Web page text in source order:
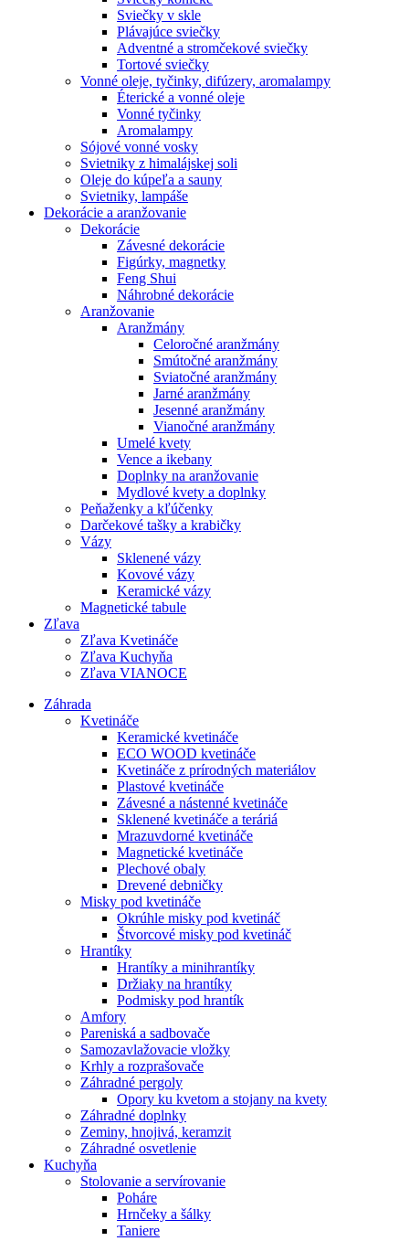
Sviečky v skle
Plávajúce sviečky
Adventné a stromčekové sviečky
Tortové sviečky
Vonné oleje, tyčinky, difúzery, aromalampy
Éterické a vonné oleje
Vonné tyčinky
Aromalampy
Sójové vonné vosky
Svietniky z himalájskej soli
Oleje do kúpeľa a sauny
Svietniky, lampáše
Dekorácie a aranžovanie
Dekorácie
Závesné dekorácie
Figúrky, magnetky
Feng Shui
Náhrobné dekorácie
Aranžovanie
Aranžmány
Celoročné aranžmány
Smútočné aranžmány
Sviatočné aranžmány
Jarné aranžmány
Jesenné aranžmány
Vianočné aranžmány
Umelé kvety
Vence a ikebany
Doplnky na aranžovanie
Mydlové kvety a doplnky
Peňaženky a kľúčenky
Darčekové tašky a krabičky
Vázy
Sklenené vázy
Kovové vázy
Keramické vázy
Magnetické tabule
Zľava
Zľava Kvetináče
Zľava Kuchyňa
Zľava VIANOCE
Záhrada
Kvetináče
Keramické kvetináče
ECO WOOD kvetináče
Kvetináče z prírodných materiálov
Plastové kvetináče
Závesné a nástenné kvetináče
Sklenené kvetináče a teráriá
Mrazuvdorné kvetináče
Magnetické kvetináče
Plechové obaly
Drevené debničky
Misky pod kvetináče
Okrúhle misky pod kvetináč
Štvorcové misky pod kvetináč
Hrantíky
Hrantíky a minihrantíky
Držiaky na hrantíky
Podmisky pod hrantík
Amfory
Pareniská a sadbovače
Samozavlažovacie vložky
Krhly a rozprašovače
Záhradné pergoly
Opory ku kvetom a stojany na kvety
Záhradné doplnky
Zeminy, hnojivá, keramzit
Záhradné osvetlenie
Kuchyňa
Stolovanie a servírovanie
Poháre
Hrnčeky a šálky
Taniere